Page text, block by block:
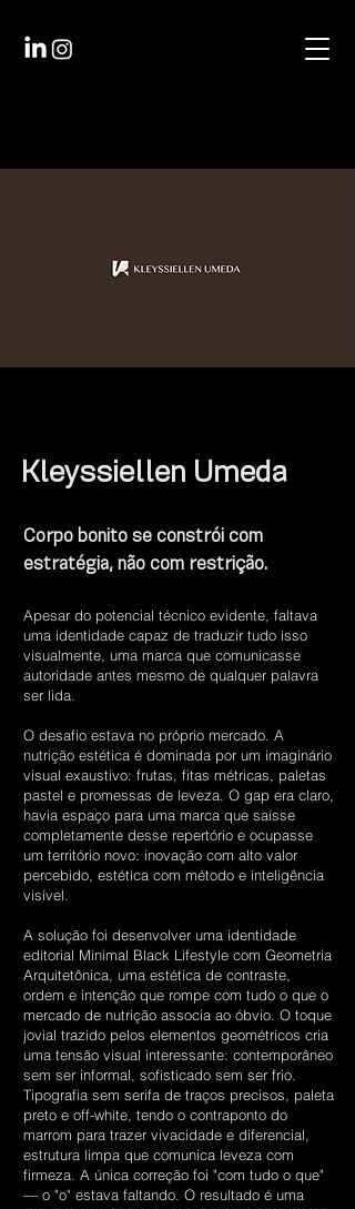
Kleyssiellen Umeda
Corpo bonito se constrói com
estratégia, não com restrição.
Apesar do potencial técnico evidente, faltava
uma identidade capaz de traduzir tudo isso
visualmente, uma marca que comunicasse
autoridade antes mesmo de qualquer palavra
ser lida.
O desafio estava no próprio mercado. A
nutrição estética é dominada por um imaginário
visual exaustivo: frutas, fitas métricas, paletas
pastel e promessas de leveza. O gap era claro,
havia espaço para uma marca que saísse
completamente desse repertório e ocupasse
um território novo: inovação com alto valor
percebido, estética com método e inteligência
visível.
A solução foi desenvolver uma identidade
editorial Minimal Black Lifestyle com Geometria
Arquitetônica, uma estética de contraste,
ordem e intenção que rompe com tudo o que o
mercado de nutrição associa ao óbvio. O toque
jovial trazido pelos elementos geométricos cria
uma tensão visual interessante: contemporâneo
sem ser informal, sofisticado sem ser frio.
Tipografia sem serifa de traços precisos, paleta
preto e off-white, tendo o contraponto do
marrom para trazer vivacidade e diferencial,
estrutura limpa que comunica leveza com
firmeza. A única correção foi "com tudo o que"
— o "o" estava faltando. O resultado é uma